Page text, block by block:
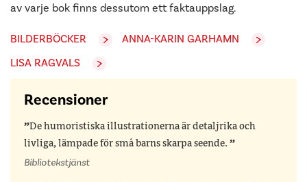
av varje bok finns dessutom ett faktauppslag.
BILDERBÖCKER
ANNA-KARIN GARHAMN
LISA RAGVALS
Recensioner
De humoristiska illustrationerna är detaljrika och
livliga, lämpade för små barns skarpa seende.
Bibliotekstjänst